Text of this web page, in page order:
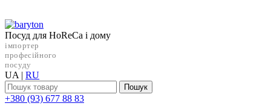
Посуд для HoReCa і дому
імпортер
професійного
посуду
UA | RU
Пошук
+38‎0 (93) 677 88 83